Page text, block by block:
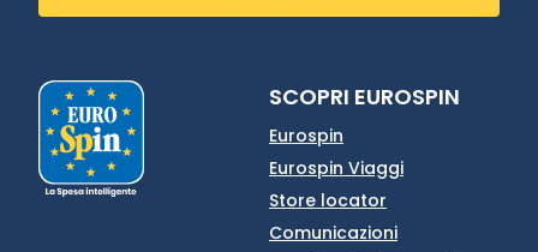
SCOPRI EUROSPIN
Eurospin
Eurospin Viaggi
Store locator
Comunicazioni